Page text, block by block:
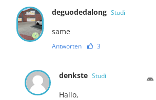
deguodedalong Studi
same
Antworten 3
denkste Studi
Hallo,